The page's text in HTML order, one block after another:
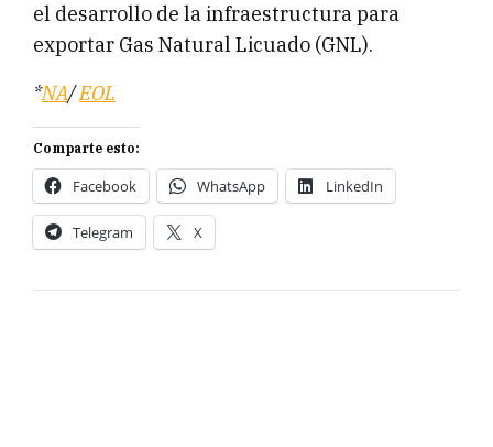
el desarrollo de la infraestructura para
exportar Gas Natural Licuado (GNL).
*NA/EOL
Comparte esto:
Facebook WhatsApp LinkedIn
Telegram X